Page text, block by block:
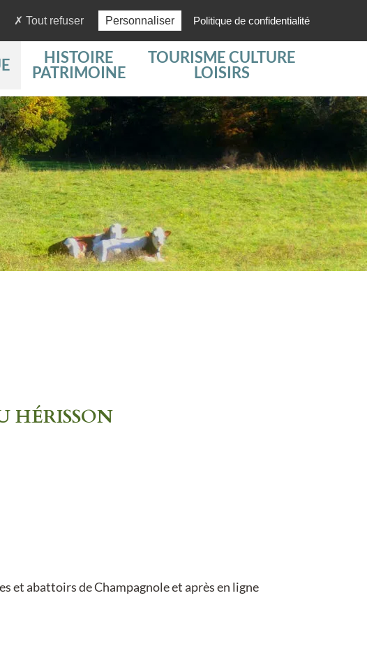
Actus 03 84 51 61 97
HISTOIRE
PATRIMOINE
TOURISME CULTURE
LOISIRS
HÉRISSON
et abattoirs de Champagnole et après en ligne
Tout refuser Personnaliser Politique de confidentialité